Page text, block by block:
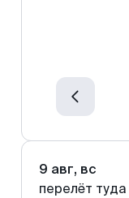
9 авг, вс
перелёт туда